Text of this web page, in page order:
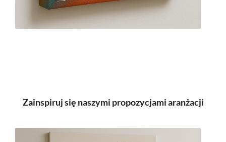
Zainspiruj się naszymi propozycjami aranżacji